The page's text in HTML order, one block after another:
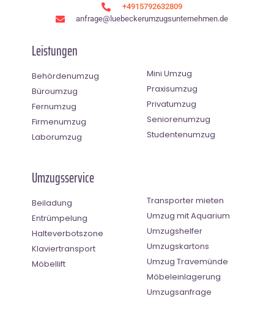
+4915792632809
anfrage@luebeckerumzugsunternehmen.de
Leistungen
Behördenumzug
Büroumzug
Fernumzug
Firmenumzug
Laborumzug
Mini Umzug
Praxisumzug
Privatumzug
Seniorenumzug
Studentenumzug
Umzugsservice
Beiladung
Entrümpelung
Halteverbotszone
Klaviertransport
Möbellift
Transporter mieten
Umzug mit Aquarium
Umzugshelfer
Umzugskartons
Umzug Travemünde
Möbeleinlagerung
Umzugsanfrage